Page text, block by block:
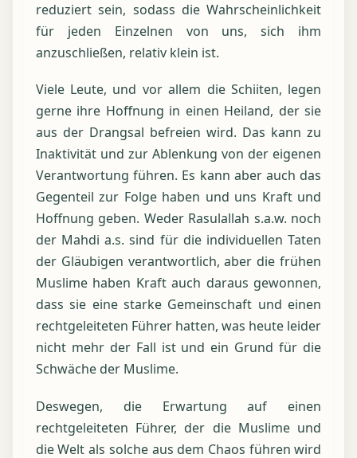
reduziert sein, sodass die Wahrscheinlichkeit
für jeden Einzelnen von uns, sich ihm
anzuschließen, relativ klein ist.
Viele Leute, und vor allem die Schiiten, legen
gerne ihre Hoffnung in einen Heiland, der sie
aus der Drangsal befreien wird. Das kann zu
Inaktivität und zur Ablenkung von der eigenen
Verantwortung führen. Es kann aber auch das
Gegenteil zur Folge haben und uns Kraft und
Hoffnung geben. Weder Rasulallah s.a.w. noch
der Mahdi a.s. sind für die individuellen Taten
der Gläubigen verantwortlich, aber die frühen
Muslime haben Kraft auch daraus gewonnen,
dass sie eine starke Gemeinschaft und einen
rechtgeleiteten Führer hatten, was heute leider
nicht mehr der Fall ist und ein Grund für die
Schwäche der Muslime.
Deswegen, die Erwartung auf einen
rechtgeleiteten Führer, der die Muslime und
die Welt als solche aus dem Chaos führen wird